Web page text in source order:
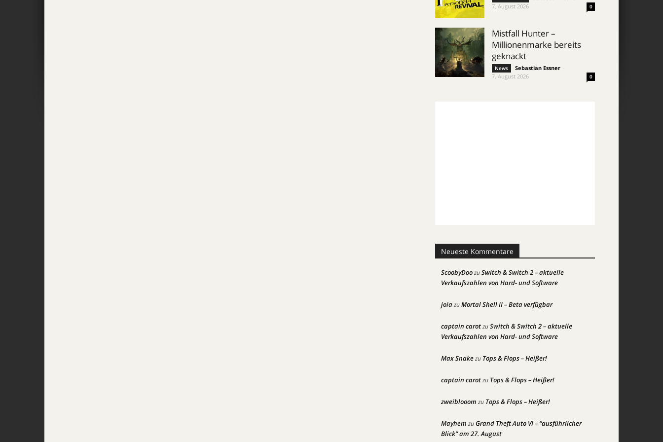
7. August 2026
0
Mistfall Hunter –
Millionenmarke bereits
geknackt
News Sebastian Essner
7. August 2026
0
Neueste Kommentare
ScoobyDoozuSwitch & Switch 2 – aktuelle
Verkaufszahlen von Hard- und Software
joiazuMortal Shell II – Beta verfügbar
captain carotzuSwitch & Switch 2 – aktuelle
Verkaufszahlen von Hard- und Software
Max Snakezu Tops & Flops – Heißer!
captain carotzu Tops & Flops – Heißer!
zweiblooom zu Tops & Flops – Heißer!
Mayhem zuGrand Theft Auto VI – “ausführlicher
Blick” am 27. August